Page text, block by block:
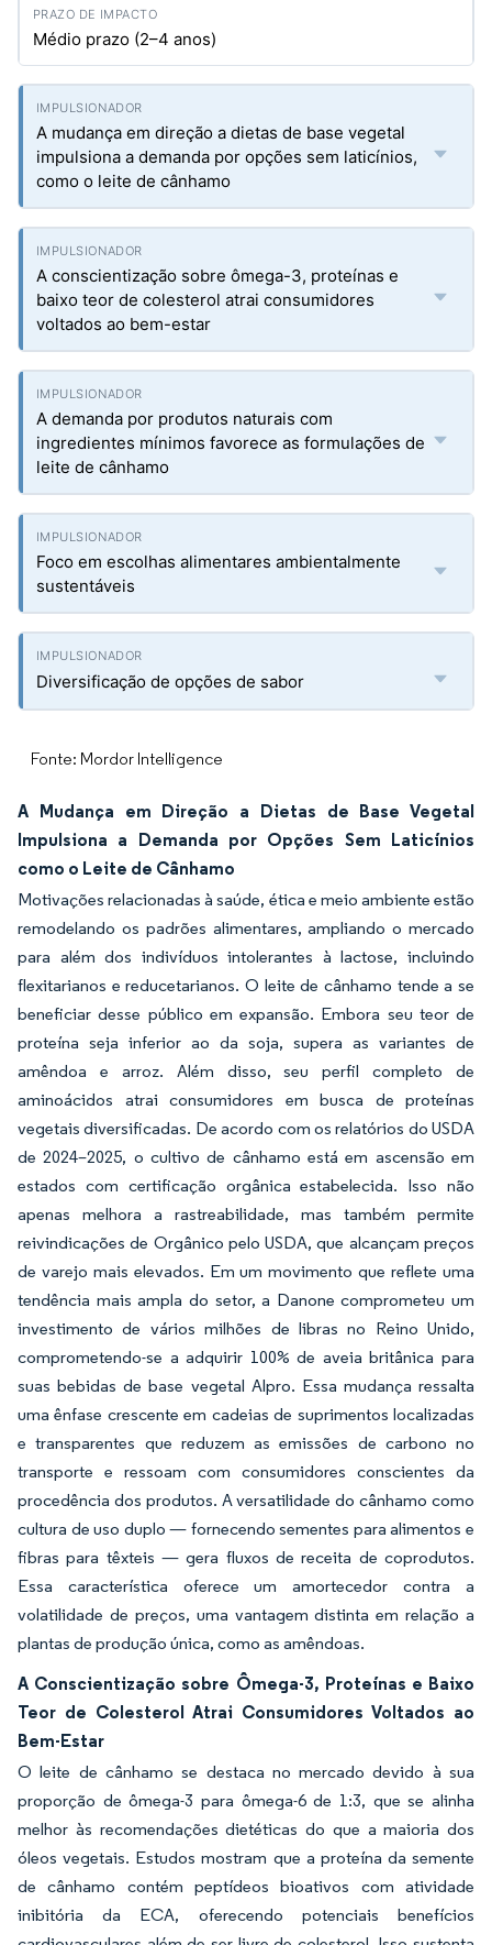
Médio prazo (2–4 anos)
A mudança em direção a dietas de base vegetal
impulsiona a demanda por opções sem laticínios,
como o leite de cânhamo
A conscientização sobre ômega-3, proteínas e
baixo teor de colesterol atrai consumidores
voltados ao bem-estar
A demanda por produtos naturais com
ingredientes mínimos favorece as formulações de
leite de cânhamo
Foco em escolhas alimentares ambientalmente
sustentáveis
Diversificação de opções de sabor
Fonte: Mordor Intelligence
A Mudança em Direção a Dietas de Base Vegetal
Impulsiona a Demanda por Opções Sem Laticínios
como o Leite de Cânhamo
Motivações relacionadas à saúde, ética e meio ambiente estão
remodelando os padrões alimentares, ampliando o mercado
para além dos indivíduos intolerantes à lactose, incluindo
flexitarianos e reducetarianos. O leite de cânhamo tende a se
beneficiar desse público em expansão. Embora seu teor de
proteína seja inferior ao da soja, supera as variantes de
amêndoa e arroz. Além disso, seu perfil completo de
aminoácidos atrai consumidores em busca de proteínas
vegetais diversificadas. De acordo com os relatórios do USDA
de 2024–2025, o cultivo de cânhamo está em ascensão em
estados com certificação orgânica estabelecida. Isso não
apenas melhora a rastreabilidade, mas também permite
reivindicações de Orgânico pelo USDA, que alcançam preços
de varejo mais elevados. Em um movimento que reflete uma
tendência mais ampla do setor, a Danone comprometeu um
investimento de vários milhões de libras no Reino Unido,
comprometendo-se a adquirir 100% de aveia britânica para
suas bebidas de base vegetal Alpro. Essa mudança ressalta
uma ênfase crescente em cadeias de suprimentos localizadas
e transparentes que reduzem as emissões de carbono no
transporte e ressoam com consumidores conscientes da
procedência dos produtos. A versatilidade do cânhamo como
cultura de uso duplo — fornecendo sementes para alimentos e
fibras para têxteis — gera fluxos de receita de coprodutos.
Essa característica oferece um amortecedor contra a
volatilidade de preços, uma vantagem distinta em relação a
plantas de produção única, como as amêndoas.
A Conscientização sobre Ômega-3, Proteínas e Baixo
Teor de Colesterol Atrai Consumidores Voltados ao
Bem-Estar
O leite de cânhamo se destaca no mercado devido à sua
proporção de ômega-3 para ômega-6 de 1:3, que se alinha
melhor às recomendações dietéticas do que a maioria dos
óleos vegetais. Estudos mostram que a proteína da semente
de cânhamo contém peptídeos bioativos com atividade
inibitória da ECA, oferecendo potenciais benefícios